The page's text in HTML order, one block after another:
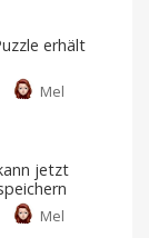
erhält
Mel
jetzt
Mel